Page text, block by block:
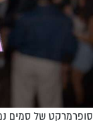
סופרמרקט של סמים